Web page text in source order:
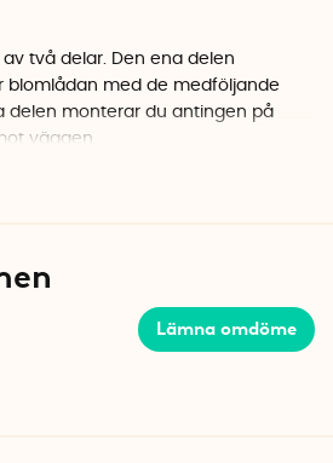
två delar. Den ena delen
blomlådan med de medföljande
delen monterar du antingen på
väggen.
att du spänner fast spännbanden
räcken med en maximal
Lämna omdöme